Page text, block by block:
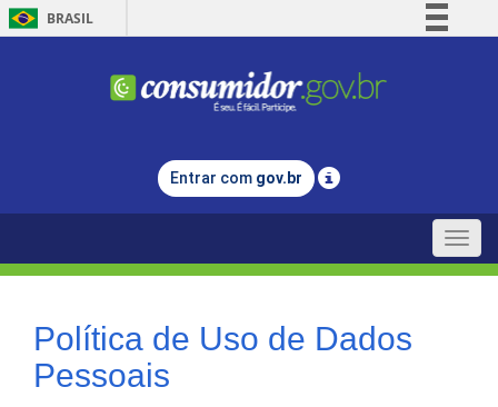
BRASIL
Comunica BR
Legislação
Entrar com gov.br
Toggle
Política de Uso de Dados
Pessoais